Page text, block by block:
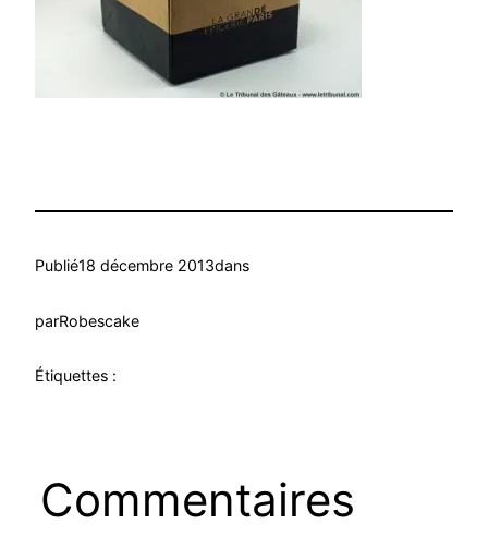
Publié18 décembre 2013dans
parRobescake
Étiquettes :
Commentaires